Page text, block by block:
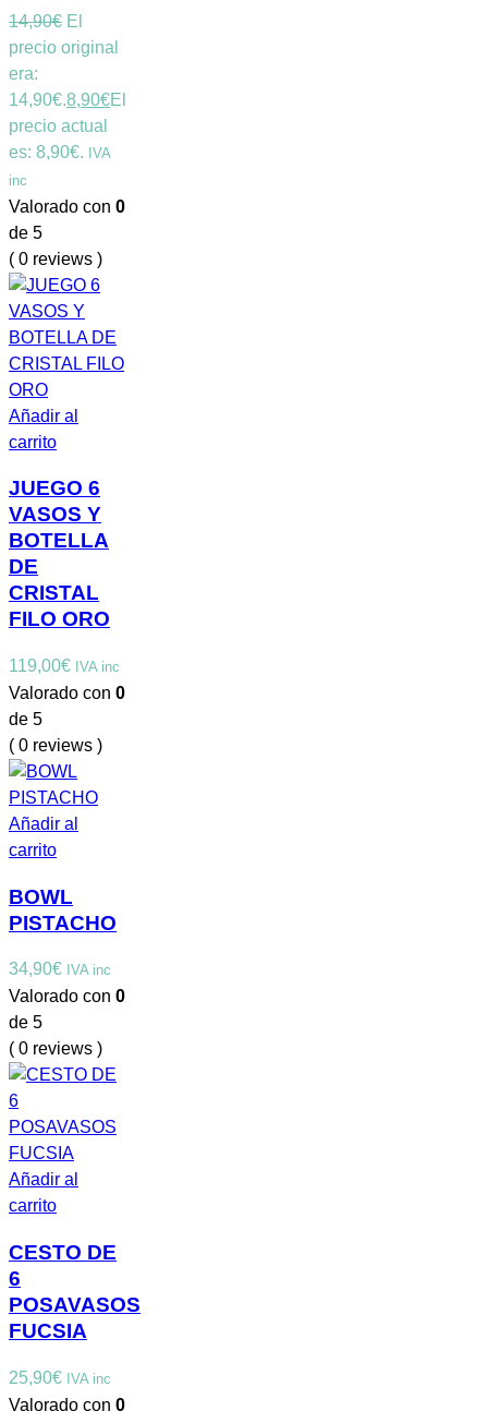
14,90€ El
precio original
era:
14,90€.8,90€El
precio actual
es: 8,90€. IVA
inc
Valorado con 0
de 5
( 0 reviews )
Añadir al
carrito
JUEGO 6
VASOS Y
BOTELLA
DE
CRISTAL
FILO ORO
119,00€ IVA inc
Valorado con 0
de 5
( 0 reviews )
Añadir al
carrito
BOWL
PISTACHO
34,90€ IVA inc
Valorado con 0
de 5
( 0 reviews )
Añadir al
carrito
CESTO DE
6
POSAVASOS
FUCSIA
25,90€ IVA inc
Valorado con 0